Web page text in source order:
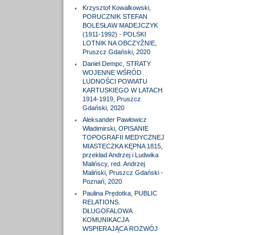
Krzysztof Kowalkowski,
PORUCZNIK STEFAN
BOLESŁAW MADEJCZYK
(1911-1992) - POLSKI
LOTNIK NA OBCZYŹNIE,
Pruszcz Gdański, 2020
Daniel Dempc, STRATY
WOJENNE WŚRÓD
LUDNOŚCI POWIATU
KARTUSKIEGO W LATACH
1914-1919, Pruszcz
Gdański, 2020
Aleksander Pawłowicz
Władimirski, OPISANIE
TOPOGRAFII MEDYCZNEJ
MIASTECZKA KĘPNA 1815,
przekład Andrzej i Ludwika
Malińscy, red. Andrzej
Maliński, Pruszcz Gdański -
Poznań, 2020
Paulina Prędotka, PUBLIC
RELATIONS.
DŁUGOFALOWA
KOMUNIKACJA
WSPIERAJĄCA ROZWÓJ